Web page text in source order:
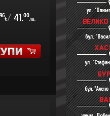
96
€/ 41.00
лв.